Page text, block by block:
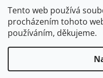
Tento web používá
procházením tohoto
používáním, děkujeme.
Provizní systém